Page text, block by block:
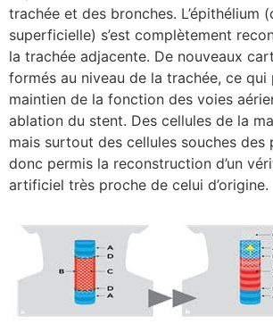
trachée et des bronches. L’épithélium
superficielle) s’est complètement
la trachée adjacente. De nouveaux
formés au niveau de la trachée, ce qui
maintien de la fonction des voies
ablation du stent. Des cellules de la
mais surtout des cellules souches des
donc permis la reconstruction d’un
artificiel très proche de celui d’origine.